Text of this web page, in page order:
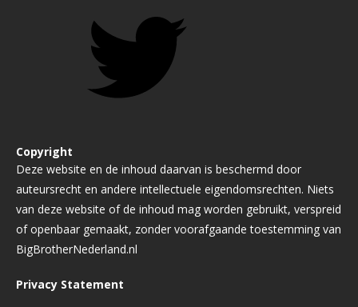
Copyright
Deze website en de inhoud daarvan is beschermd door
auteursrecht en andere intellectuele eigendomsrechten. Niets
van deze website of de inhoud mag worden gebruikt, verspreid
of openbaar gemaakt, zonder voorafgaande toestemming van
BigBrotherNederland.nl
Privacy Statement